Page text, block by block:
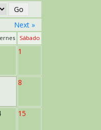
Next »
Sábado
1
8
15